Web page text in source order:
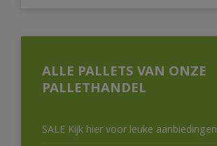
ALLE PALLETS VAN ONZE
PALLETHANDEL
SALE Kijk hier voor leuke aanbiedingen